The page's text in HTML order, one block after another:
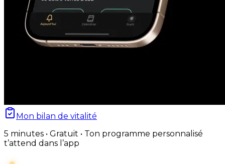
Mon bilan de vitalité
5 minutes • Gratuit • Ton programme personnalisé
t’attend dans l’app